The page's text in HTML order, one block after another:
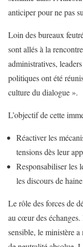
anticiper pour ne pas
Loin des bureaux
sont allés à la
administratives,
politiques ont été
culture du dialogue ».
L’objectif de cette
Réactiver les
tensions dès leur
Responsabiliser les
les discours de
Le rôle des forces de
au cœur des
sensible, le ministère a